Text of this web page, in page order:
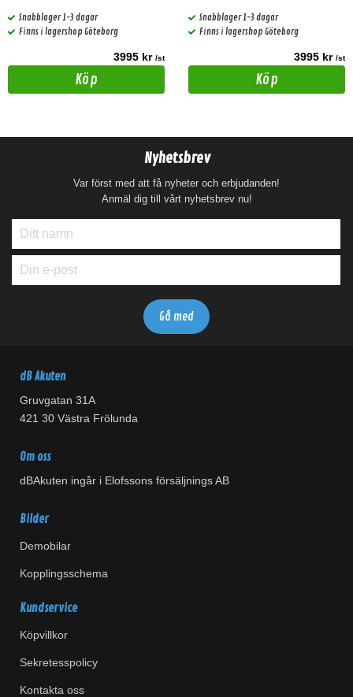
Snabblager 1-3 dagar
Finns i lagershop Göteborg
3995 kr /st
Köp
Snabblager 1-3 dagar
Finns i lagershop Göteborg
3995 kr /st
Köp
Nyhetsbrev
Var först med att få nyheter och erbjudanden!
Anmäl dig till vårt nyhetsbrev nu!
dB Akuten
Gruvgatan 31A
421 30 Västra Frölunda
Om oss
dBAkuten ingår i Elofssons försäljnings AB
Bilder
Demobilar
Kopplingsschema
Kundservice
Köpvillkor
Sekretesspolicy
Kontakta oss